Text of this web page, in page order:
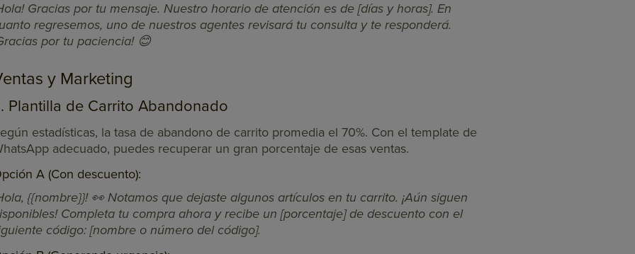
Gracias por tu mensaje. Nuestro horario de atención es de [días y horas]. En
regresemos, uno de nuestros agentes revisará tu consulta y te responderá.
por tu paciencia! 😊
y Marketing
Plantilla de Carrito Abandonado
estadísticas, la tasa de abandono de carrito promedia el 70%. Con el template de
adecuado, puedes recuperar un gran porcentaje de esas ventas.
A (Con descuento):
{{nombre}}! 👀 Notamos que dejaste algunos artículos en tu carrito. ¡Aún siguen
Completa tu compra ahora y recibe un [porcentaje] de descuento con el
código: [nombre o número del código].